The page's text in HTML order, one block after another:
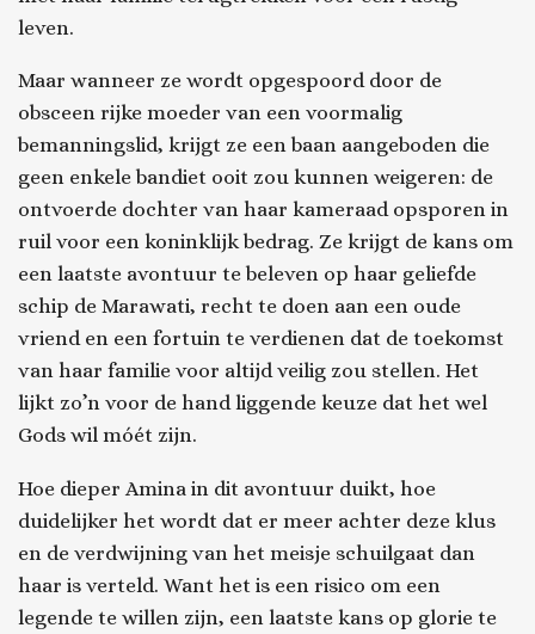
leven.
Maar wanneer ze wordt opgespoord door de
obsceen rijke moeder van een voormalig
bemanningslid, krijgt ze een baan aangeboden die
geen enkele bandiet ooit zou kunnen weigeren: de
ontvoerde dochter van haar kameraad opsporen in
ruil voor een koninklijk bedrag. Ze krijgt de kans om
een laatste avontuur te beleven op haar geliefde
schip de Marawati, recht te doen aan een oude
vriend en een fortuin te verdienen dat de toekomst
van haar familie voor altijd veilig zou stellen. Het
lijkt zo’n voor de hand liggende keuze dat het wel
Gods wil móét zijn.
Hoe dieper Amina in dit avontuur duikt, hoe
duidelijker het wordt dat er meer achter deze klus
en de verdwijning van het meisje schuilgaat dan
haar is verteld. Want het is een risico om een
legende te willen zijn, een laatste kans op glorie te